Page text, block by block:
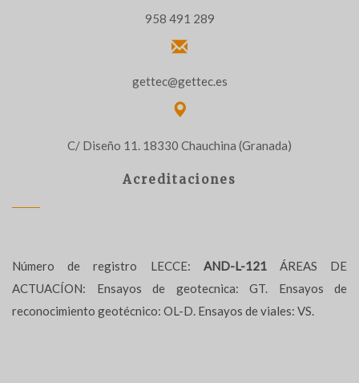
958 491 289
gettec@gettec.es
C/ Diseño 11. 18330 Chauchina (Granada)
Acreditaciones
Número de registro LECCE: AND-L-121ÁREAS DE
ACTUACÍON: Ensayos de geotecnica: GT. Ensayos de
reconocimiento geotécnico: OL-D. Ensayos de viales: VS.